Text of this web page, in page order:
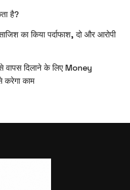
है?
का किया पर्दाफाश, दो और आरोपी
दिलाने के लिए Money
काम